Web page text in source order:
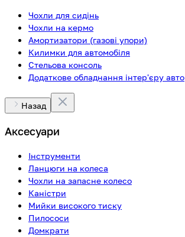
Чохли для сидінь
Чохли на кермо
Амортизатори (газові упори)
Килимки для автомобіля
Стельова консоль
Додаткове обладнання інтер'єру авто
Назад
Аксесуари
Інструменти
Ланцюги на колеса
Чохли на запасне колесо
Каністри
Мийки високого тиску
Пилососи
Домкрати